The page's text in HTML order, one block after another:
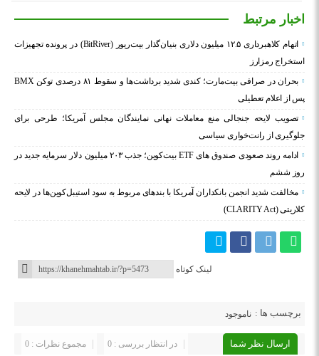
اخبار مرتبط
اتهام کلاهبرداری ۱۲.۵ میلیون دلاری بنیان‌گذار بیت‌ریور (BitRiver) در پرونده تجهیزات
استخراج رمزارز
بحران در صرافی بیت‌مارت؛ کندی شدید برداشت‌ها و سقوط ۸۱ درصدی توکن BMX
پس از اعلام تعطیلی
تصویب لایحه جنجالی منع معاملات نهانی نمایندگان مجلس آمریکا؛ طرحی برای
جلوگیری از رانت‌خواری سیاسی
ادامه روند صعودی صندوق‌ های ETF بیت‌کوین؛ جذب ۲۰۳ میلیون دلار سرمایه جدید در
روز ششم
مخالفت شدید انجمن بانکداران آمریکا با بندهای مربوط به سود استیبل‌کوین‌ها در لایحه
کلاریتی (CLARITY Act)
لینک کوتاه
برچسب ها : ناموجود
ارسال نظر شما مجموع نظرات : 0 در انتظار بررسی : 0